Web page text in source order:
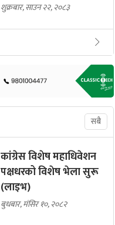
शुक्रबार, साउन २२, २०८३
सबै
कांग्रेस विशेष महाधिवेशन
पक्षधरको विशेष भेला सुरू
(लाइभ)
बुधबार, मंसिर १०, २०८२